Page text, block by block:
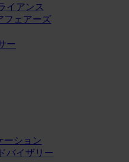
イアンス
フェアーズ
ー
ーション
バイザリー